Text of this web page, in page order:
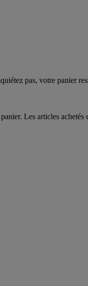
pas, votre panier
Les articles